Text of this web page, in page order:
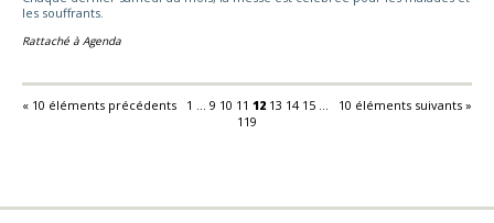
les souffrants.
Rattaché à Agenda
« 10 éléments précédents 10 éléments suivants »
1 ... 9 10 11 12 13 14 15 ...
119